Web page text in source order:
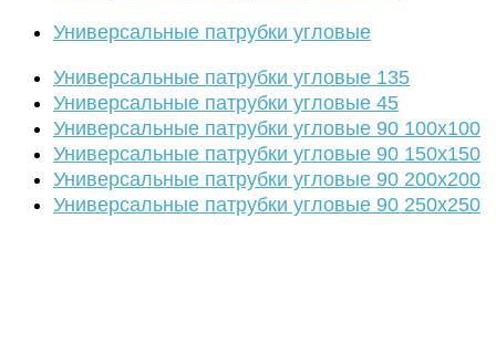
Универсальные патрубки угловые
Универсальные патрубки угловые 135
Универсальные патрубки угловые 45
Универсальные патрубки угловые 90 100х100
Универсальные патрубки угловые 90 150х150
Универсальные патрубки угловые 90 200х200
Универсальные патрубки угловые 90 250х250